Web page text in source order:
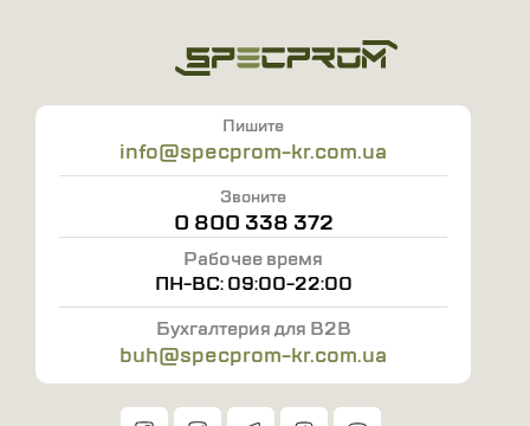
Сельскохозяйственные работы
Механическая крепость по EN388 -
по EN374 :AKL, защита от
.
Толщина - 0,90мм
Размер - 7 - 10
Пишите
info@specprom-kr.com.ua
Звоните
0 800 338 372
Рабочее время
ПН-ВС: 09:00-22:00
Бухгалтерия для B2B
buh@specprom-kr.com.ua